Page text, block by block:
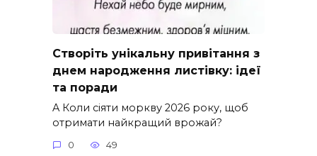
Створіть унікальну привітання з
днем народження листівку: ідеї
та поради
A Коли сіяти моркву 2026 року, щоб
отримати найкращий врожай?
0 49